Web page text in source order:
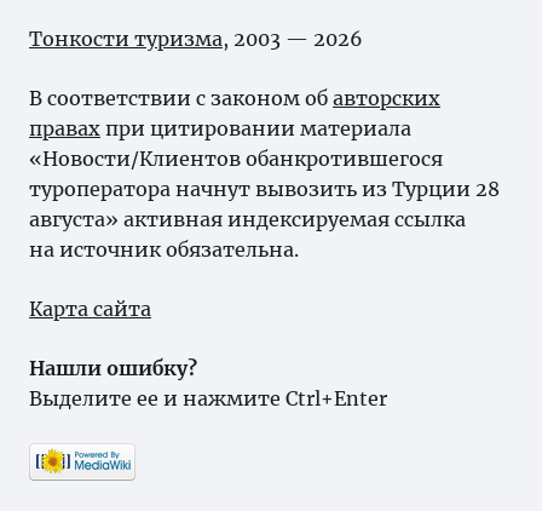
Тонкости туризма, 2003 — 2026
В соответствии с законом об авторских
правах при цитировании материала
«Новости/Клиентов обанкротившегося
туроператора начнут вывозить из Турции 28
августа» активная индексируемая ссылка
на источник обязательна.
Карта сайта
Нашли ошибку?
Выделите ее и нажмите Ctrl+Enter